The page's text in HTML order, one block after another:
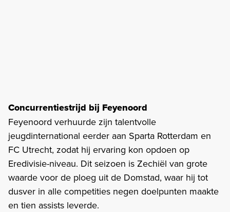
Concurrentiestrijd bij Feyenoord
Feyenoord verhuurde zijn talentvolle
jeugdinternational eerder aan Sparta Rotterdam en
FC Utrecht, zodat hij ervaring kon opdoen op
Eredivisie-niveau. Dit seizoen is Zechiël van grote
waarde voor de ploeg uit de Domstad, waar hij tot
dusver in alle competities negen doelpunten maakte
en tien assists leverde.